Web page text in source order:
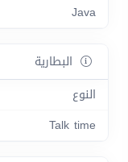
Java
البطارية
النوع
Talk time